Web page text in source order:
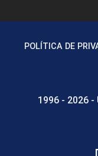
POLÍTICA DE
1996 - 2026 -